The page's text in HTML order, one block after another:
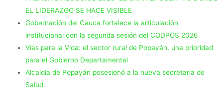
EL LIDERAZGO SE HACE VISIBLE
Gobernación del Cauca fortalece la articulación
institucional con la segunda sesión del CODPOS 2026
Vías para la Vida: el sector rural de Popayán, una prioridad
para el Gobierno Departamental
Alcaldía de Popayán posesionó a la nueva secretaria de
Salud.